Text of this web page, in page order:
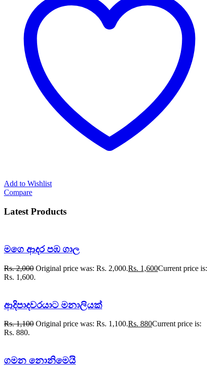
Add to Wishlist
Compare
Latest Products
මගෙ ආදර පඹ ගාල
Rs.2,000 Original price was: Rs. 2,000.Rs. 1,600Current price is:
Rs. 1,600.
ආදිපාදවරයාට මනාලියක්
Rs.1,100 Original price was: Rs. 1,100.Rs. 880Current price is:
Rs. 880.
ගමන නොනිමෙයි